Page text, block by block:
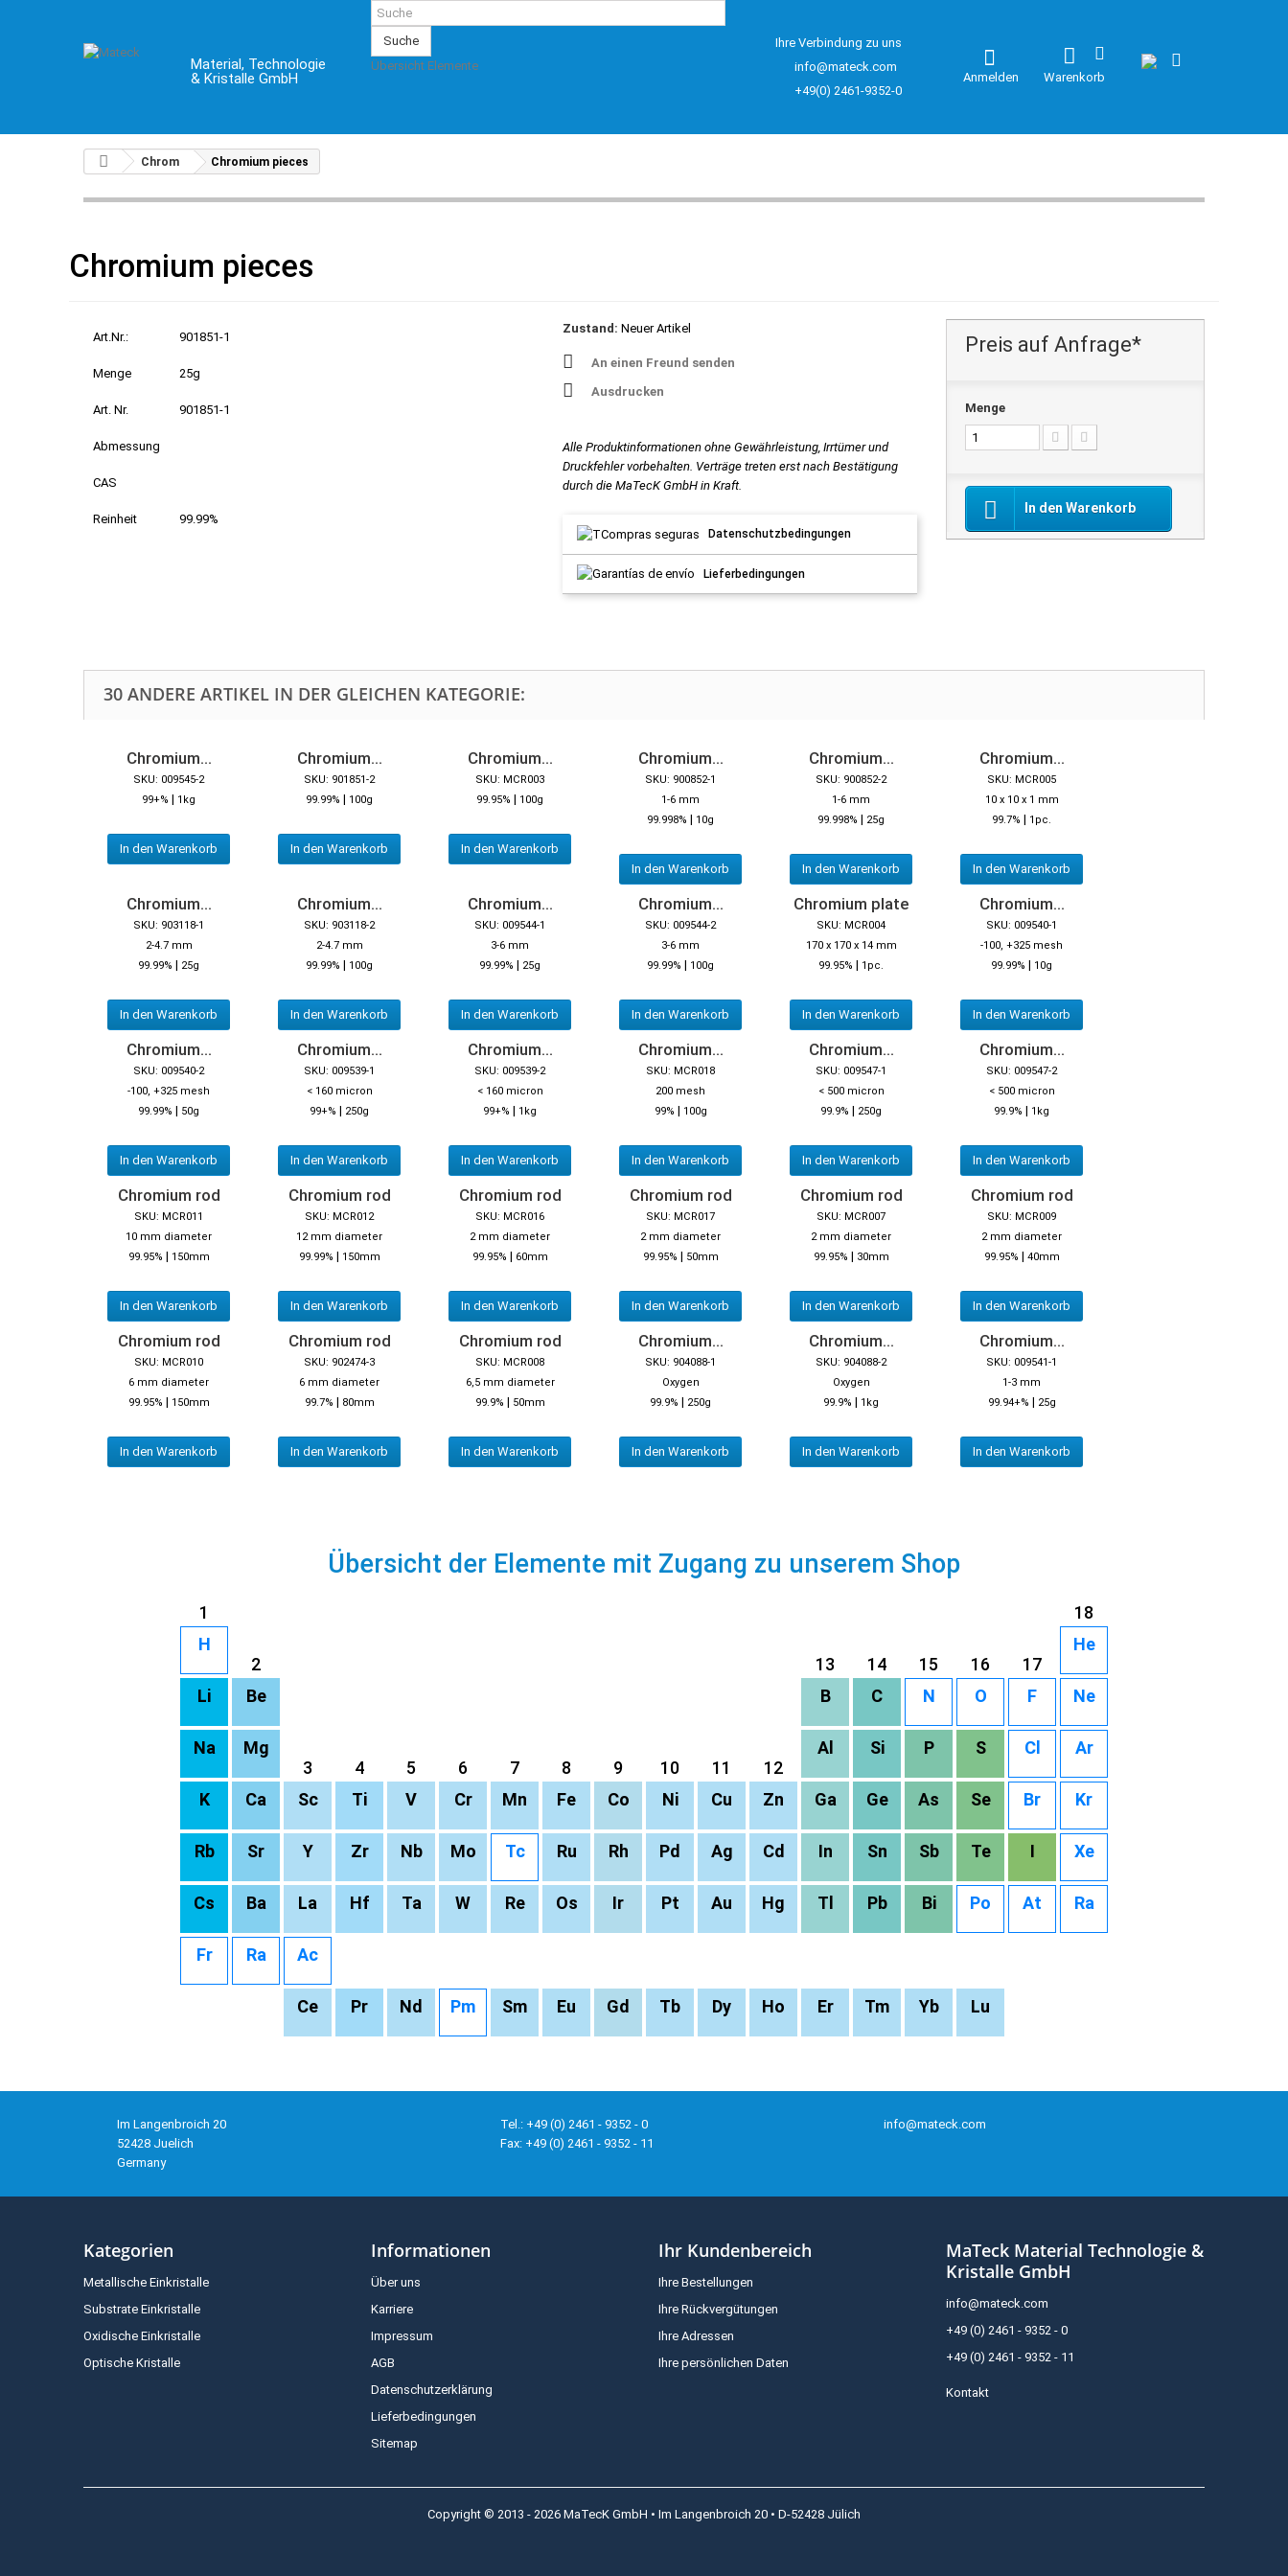
Material, Technologie
& Kristalle GmbH
Suche
Übersicht Elemente
Ihre Verbindung zu uns
info@mateck.com
+49(0) 2461-9352-0
Warenkorb
Anmelden
Chrom Chromium pieces
Chromium pieces
Art.Nr.: 901851-1
Menge 25g
Art. Nr. 901851-1
Abmessung
CAS
Reinheit 99.99%
Zustand: Neuer Artikel
An einen Freund senden
Ausdrucken
Alle Produktinformationen ohne Gewährleistung, Irrtümer und
Druckfehler vorbehalten. Verträge treten erst nach Bestätigung
durch die MaTecK GmbH in Kraft.
Datenschutzbedingungen
Lieferbedingungen
Preis auf Anfrage*
Menge
In den Warenkorb
30 ANDERE ARTIKEL IN DER GLEICHEN KATEGORIE:
Chromium...
SKU: 009545-2
99+% | 1kg
In den Warenkorb
Chromium...
SKU: 901851-2
99.99% | 100g
In den Warenkorb
Chromium...
SKU: MCR003
99.95% | 100g
In den Warenkorb
Chromium...
SKU: 900852-1
1-6 mm
99.998% | 10g
In den Warenkorb
Chromium...
SKU: 900852-2
1-6 mm
99.998% | 25g
In den Warenkorb
Chromium...
SKU: MCR005
10 x 10 x 1 mm
99.7% | 1pc.
In den Warenkorb
Chromium...
SKU: 903118-1
2-4.7 mm
99.99% | 25g
In den Warenkorb
Chromium...
SKU: 903118-2
2-4.7 mm
99.99% | 100g
In den Warenkorb
Chromium...
SKU: 009544-1
3-6 mm
99.99% | 25g
In den Warenkorb
Chromium...
SKU: 009544-2
3-6 mm
99.99% | 100g
In den Warenkorb
Chromium plate
SKU: MCR004
170 x 170 x 14 mm
99.95% | 1pc.
In den Warenkorb
Chromium...
SKU: 009540-1
-100, +325 mesh
99.99% | 10g
In den Warenkorb
Chromium...
SKU: 009540-2
-100, +325 mesh
99.99% | 50g
In den Warenkorb
Chromium...
SKU: 009539-1
< 160 micron
99+% | 250g
In den Warenkorb
Chromium...
SKU: 009539-2
< 160 micron
99+% | 1kg
In den Warenkorb
Chromium...
SKU: MCR018
200 mesh
99% | 100g
In den Warenkorb
Chromium...
SKU: 009547-1
< 500 micron
99.9% | 250g
In den Warenkorb
Chromium...
SKU: 009547-2
< 500 micron
99.9% | 1kg
In den Warenkorb
Chromium rod
SKU: MCR011
10 mm diameter
99.95% | 150mm
In den Warenkorb
Chromium rod
SKU: MCR012
12 mm diameter
99.99% | 150mm
In den Warenkorb
Chromium rod
SKU: MCR016
2 mm diameter
99.95% | 60mm
In den Warenkorb
Chromium rod
SKU: MCR017
2 mm diameter
99.95% | 50mm
In den Warenkorb
Chromium rod
SKU: MCR007
2 mm diameter
99.95% | 30mm
In den Warenkorb
Chromium rod
SKU: MCR009
2 mm diameter
99.95% | 40mm
In den Warenkorb
Chromium rod
SKU: MCR010
6 mm diameter
99.95% | 150mm
In den Warenkorb
Chromium rod
SKU: 902474-3
6 mm diameter
99.7% | 80mm
In den Warenkorb
Chromium rod
SKU: MCR008
6,5 mm diameter
99.9% | 50mm
In den Warenkorb
Chromium...
SKU: 904088-1
Oxygen
99.9% | 250g
In den Warenkorb
Chromium...
SKU: 904088-2
Oxygen
99.9% | 1kg
In den Warenkorb
Chromium...
SKU: 009541-1
1-3 mm
99.94+% | 25g
In den Warenkorb
Übersicht der Elemente mit Zugang zu unserem Shop
1
18
H
2
13 14 15 16 17
He
Li Be B C N O F Ne
Na
Mg
3
4 5 6 7 8 9 10 11 12
Al Si P S Cl Ar
K Ca Sc Ti V Cr Mn Fe Co Ni Cu Zn Ga Ge As Se Br Kr
Rb Sr Y Zr Nb Mo Tc Ru Rh Pd Ag Cd In Sn Sb Te I Xe
Cs Ba La Hf Ta W Re Os Ir Pt Au Hg Tl Pb Bi Po At Ra
Fr Ra Ac
Ce Pr Nd Pm Sm Eu Gd Tb Dy Ho Er Tm Yb Lu
Im Langenbroich 20
52428 Juelich
Germany
Tel.: +49 (0) 2461 - 9352 - 0
Fax: +49 (0) 2461 - 9352 - 11
info@mateck.com
Kategorien
Metallische Einkristalle
Substrate Einkristalle
Oxidische Einkristalle
Optische Kristalle
Informationen
Über uns
Karriere
Impressum
AGB
Datenschutzerklärung
Lieferbedingungen
Sitemap
Ihr Kundenbereich
Ihre Bestellungen
Ihre Rückvergütungen
Ihre Adressen
Ihre persönlichen Daten
MaTeck Material Technologie &
Kristalle GmbH
info@mateck.com
+49 (0) 2461 - 9352 - 0
+49 (0) 2461 - 9352 - 11
Kontakt
Copyright © 2013 - 2026 MaTecK GmbH • Im Langenbroich 20 • D-52428 Jülich